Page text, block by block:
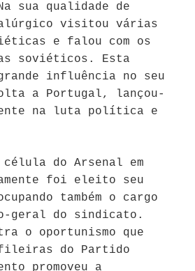
sua qualidade de
visitou várias
e falou com os
soviéticos. Esta
influência no seu
a Portugal, lançou-
na luta política e
célula do Arsenal em
foi eleito seu
também o cargo
geral do sindicato.
o oportunismo que
do Partido
promoveu a